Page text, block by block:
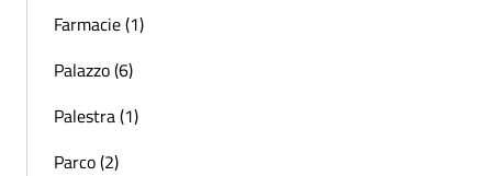
Farmacie (1)
Palazzo (6)
Palestra (1)
Parco (2)